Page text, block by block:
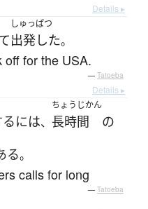
Details ▸
しゅっぱつ
出発した。
off for the USA.
— Tatoeba
Details ▸
には、
ちょうじかん
長時間 の
る。
calls for long
— Tatoeba